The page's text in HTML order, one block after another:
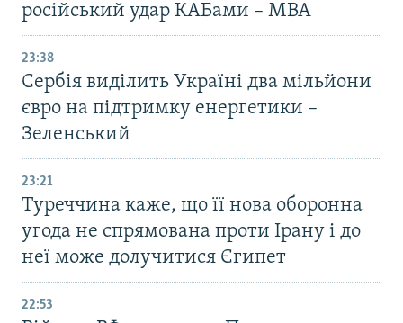
російський удар КАБами – МВА
23:38
Сербія виділить Україні два мільйони
євро на підтримку енергетики –
Зеленський
23:21
Туреччина каже, що її нова оборонна
угода не спрямована проти Ірану і до
неї може долучитися Єгипет
22:53